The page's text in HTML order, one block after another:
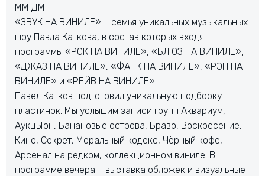
ММ ДМ
«ЗВУК НА ВИНИЛЕ» – семья уникальных музыкальных
шоу Павла Каткова, в состав которых входят
программы «РОК НА ВИНИЛЕ», «БЛЮЗ НА ВИНИЛЕ»,
«ДЖАЗ НА ВИНИЛЕ», «ФАНК НА ВИНИЛЕ», «РЭП НА
ВИНИЛЕ» и «РЕЙВ НА ВИНИЛЕ».
Павел Катков подготовил уникальную подборку
пластинок. Мы услышим записи групп Аквариум,
АукцЫон, Банановые острова, Браво, Воскресение,
Кино, Секрет, Моральный кодекс, Чёрный кофе,
Арсенал на редком, коллекционном виниле. В
программе вечера – выставка обложек и визуальные